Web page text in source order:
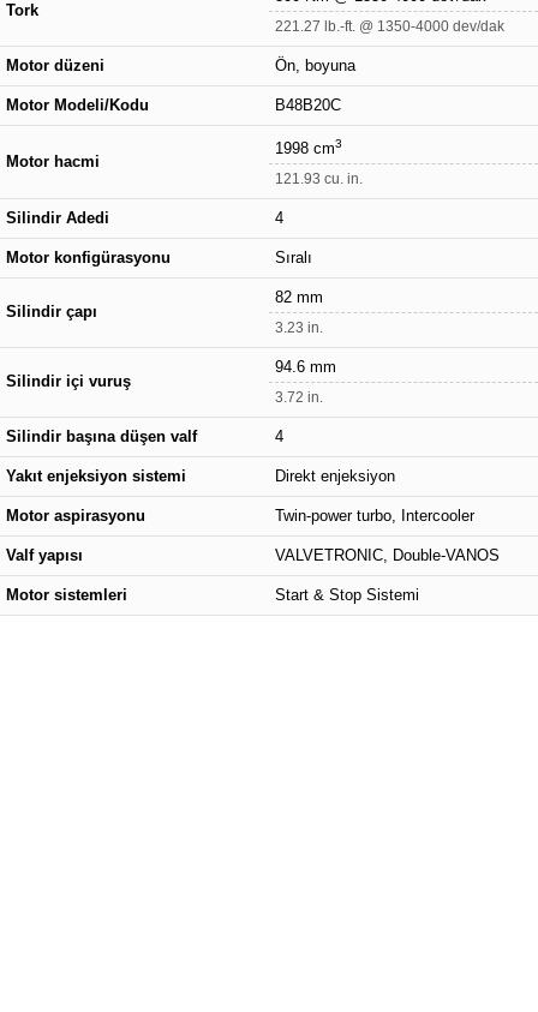
Tork
221.27 lb.-ft. @ 1350-4000 dev/dak
Motor düzeni Ön, boyuna
Motor Modeli/Kodu B48B20C
Motor hacmi
1998 cm3
121.93 cu. in.
Silindir Adedi 4
Motor konfigürasyonu Sıralı
Silindir çapı
82 mm
3.23 in.
Silindir içi vuruş
94.6 mm
3.72 in.
Silindir başına düşen valf 4
Yakıt enjeksiyon sistemi Direkt enjeksiyon
Motor aspirasyonu Twin-power turbo, Intercooler
Valf yapısı VALVETRONIC, Double-VANOS
Motor sistemleri Start & Stop Sistemi